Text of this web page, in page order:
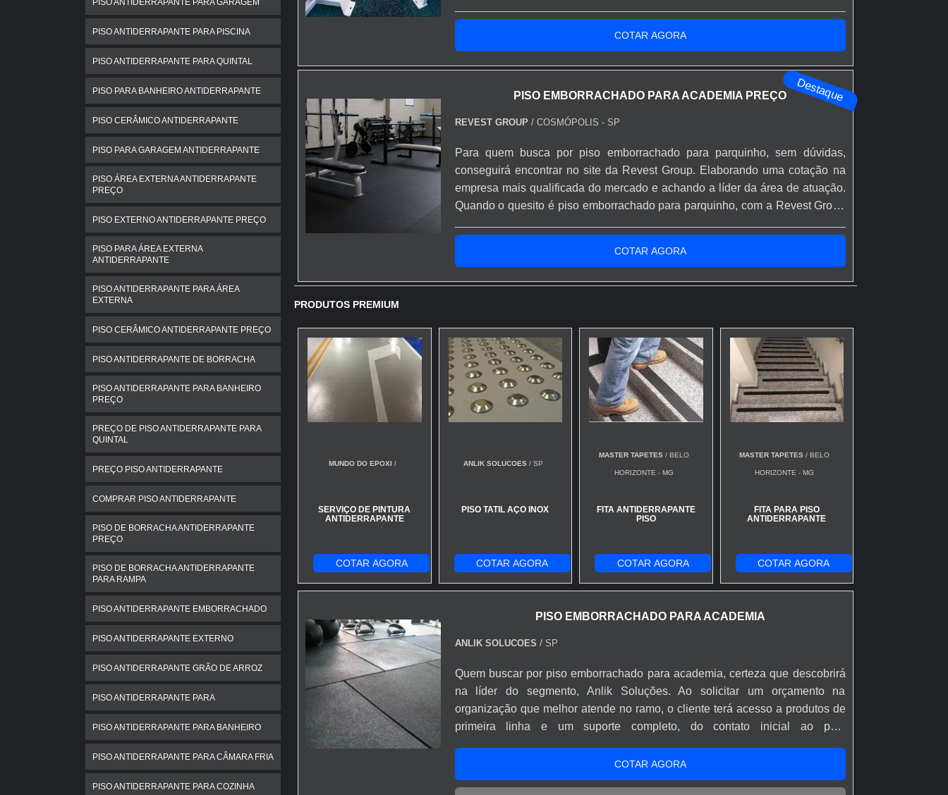
PISO ANTIDERRAPANTE PARA GARAGEM
PISO ANTIDERRAPANTE PARA PISCINA
PISO ANTIDERRAPANTE PARA QUINTAL
PISO PARA BANHEIRO ANTIDERRAPANTE
PISO CERÂMICO ANTIDERRAPANTE
PISO PARA GARAGEM ANTIDERRAPANTE
PISO ÁREA EXTERNA ANTIDERRAPANTE
PREÇO
PISO EXTERNO ANTIDERRAPANTE PREÇO
PISO PARA ÁREA EXTERNA
ANTIDERRAPANTE
PISO ANTIDERRAPANTE PARA ÁREA
EXTERNA
PISO CERÂMICO ANTIDERRAPANTE PREÇO
PISO ANTIDERRAPANTE DE BORRACHA
PISO ANTIDERRAPANTE PARA BANHEIRO
PREÇO
PREÇO DE PISO ANTIDERRAPANTE PARA
QUINTAL
PREÇO PISO ANTIDERRAPANTE
COMPRAR PISO ANTIDERRAPANTE
PISO DE BORRACHA ANTIDERRAPANTE
PREÇO
PISO DE BORRACHA ANTIDERRAPANTE
PARA RAMPA
PISO ANTIDERRAPANTE EMBORRACHADO
PISO ANTIDERRAPANTE EXTERNO
PISO ANTIDERRAPANTE GRÃO DE ARROZ
PISO ANTIDERRAPANTE PARA
PISO ANTIDERRAPANTE PARA BANHEIRO
PISO ANTIDERRAPANTE PARA CÂMARA FRIA
PISO ANTIDERRAPANTE PARA COZINHA
garantir a qualidade e durabilidade dos materiais, além de evitar prejuízos
COTAR AGORA
Destaque
PISO EMBORRACHADO PARA ACADEMIA PREÇO
REVEST GROUP / COSMÓPOLIS - SP
Para quem busca por piso emborrachado para parquinho, sem dúvidas,
conseguirá encontrar no site da Revest Group. Elaborando uma cotação na
empresa mais qualificada do mercado e achando a líder da área de atuação.
Quando o quesito é piso emborrachado para parquinho, com a Revest Group
SOBRE PISO EMBORRACHADO PARA PARQUINHOHá muitas maneiras
eficientes de demonstrar compet...
COTAR AGORA
PRODUTOS PREMIUM
MUNDO DO EPOXI /
SERVIÇO DE PINTURA
ANTIDERRAPANTE
COTAR AGORA
ANLIK SOLUCOES/ SP
PISO TATIL AÇO INOX
COTAR AGORA
MASTER TAPETES/ BELO
HORIZONTE - MG
FITA ANTIDERRAPANTE
PISO
COTAR AGORA
MASTER TAPETES / BELO
HORIZONTE - MG
FITA PARA PISO
ANTIDERRAPANTE
COTAR AGORA
PISO EMBORRACHADO PARA ACADEMIA
ANLIK SOLUCOES / SP
Quem buscar por piso emborrachado para academia, certeza que descobrirá
na líder do segmento, Anlik Soluções. Ao solicitar um orçamento na
organização que melhor atende no ramo, o cliente terá acesso a produtos de
primeira linha e um suporte completo, do contato inicial ao pós-
ACADEMIASe alguém pesquisar piso emborrachado para academia em uma
empresa inovadora, encontra na Anlik Soluções. Atuando com faixa de
COTAR AGORA